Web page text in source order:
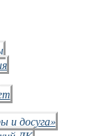
и досуга»